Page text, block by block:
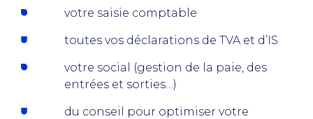
votre saisie comptable
toutes vos déclarations de TVA et d’IS
votre social (gestion de la paie, des
entrées et sorties…)
du conseil pour optimiser votre